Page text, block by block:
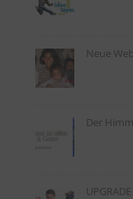
Neue
Der